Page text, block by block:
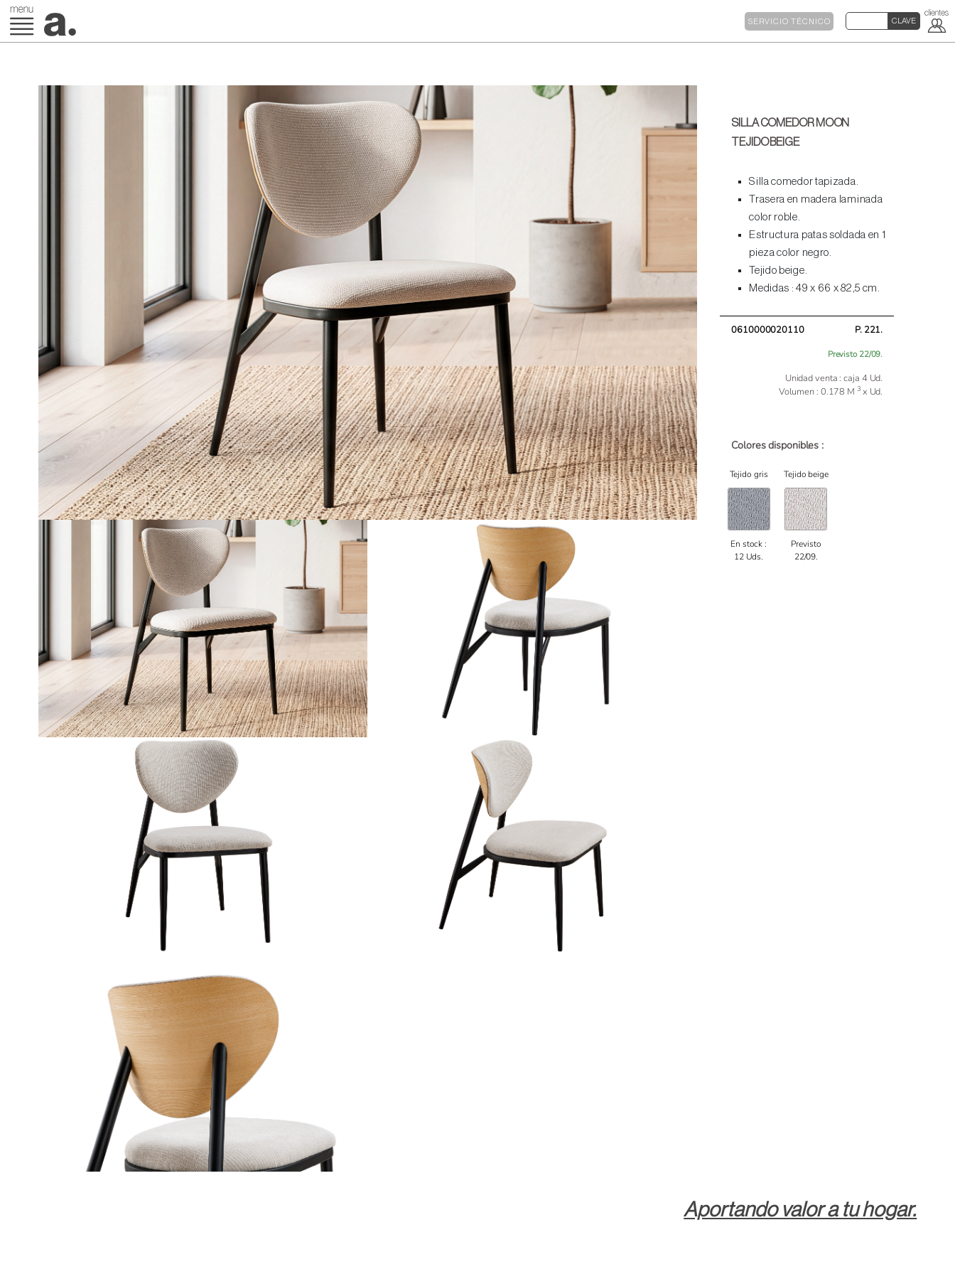
SERVICIO TÉCNICO
SILLA COMEDOR MOON
TEJIDO BEIGE
Silla comedor tapizada.
Trasera en madera laminada
color roble.
Estructura patas soldada en 1
pieza color negro.
Tejido beige.
Medidas : 49 x 66 x 82,5 cm.
0610000020110 P. 221.
Previsto 22/09.
Unidad venta : caja 4 Ud.
Volumen : 0.178 M 3 x Ud.
Colores disponibles :
Tejido gris
En stock :
12 Uds.
Tejido beige
Previsto
22/09.
Aportando valor a tu hogar.